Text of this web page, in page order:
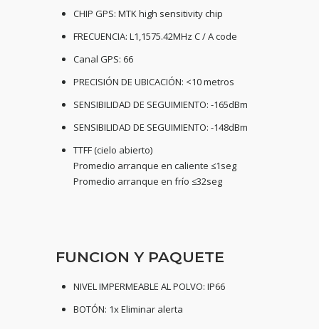
CHIP GPS: MTK high sensitivity chip
FRECUENCIA: L1,1575.42MHz C / A code
Canal GPS: 66
PRECISIÓN DE UBICACIÓN: <10 metros
SENSIBILIDAD DE SEGUIMIENTO: -165dBm
SENSIBILIDAD DE SEGUIMIENTO: -148dBm
TTFF (cielo abierto)
Promedio arranque en caliente ≤1seg
Promedio arranque en frío ≤32seg
FUNCION Y PAQUETE
NIVEL IMPERMEABLE AL POLVO: IP66
BOTÓN: 1x Eliminar alerta